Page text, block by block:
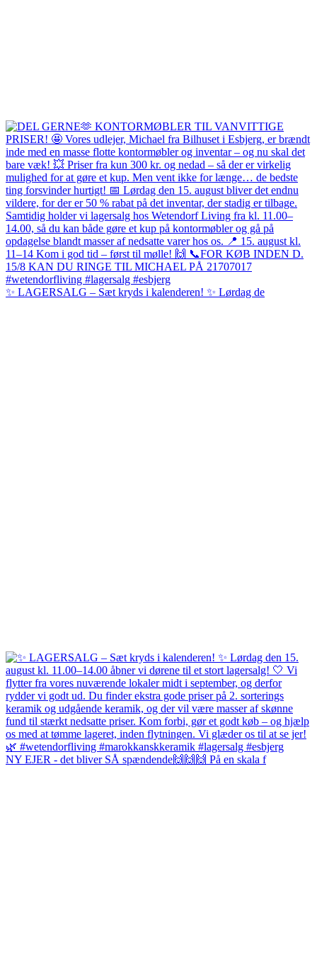
✨ LAGERSALG – Sæt kryds i kalenderen! ✨ Lørdag de
NY EJER - det bliver SÅ spændende🙌🙌🙌 På en skala f